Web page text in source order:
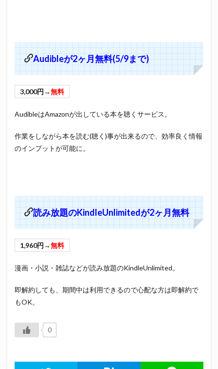
Audibleが2ヶ月無料(5/9まで)
3,000円→無料
AudibleはAmazonが出している本を聴くサービス。
作業をしながら本を読む(聴く)事が出来るので、効率良く情報
のインプットが可能に。
読み放題のKindleUnlimitedが2ヶ月無料
1,960円→無料
漫画・小説・雑誌などが読み放題のKindleUnlimited。
即解約しても、期間中は利用できるので心配な方は即解約で
もOK。
0